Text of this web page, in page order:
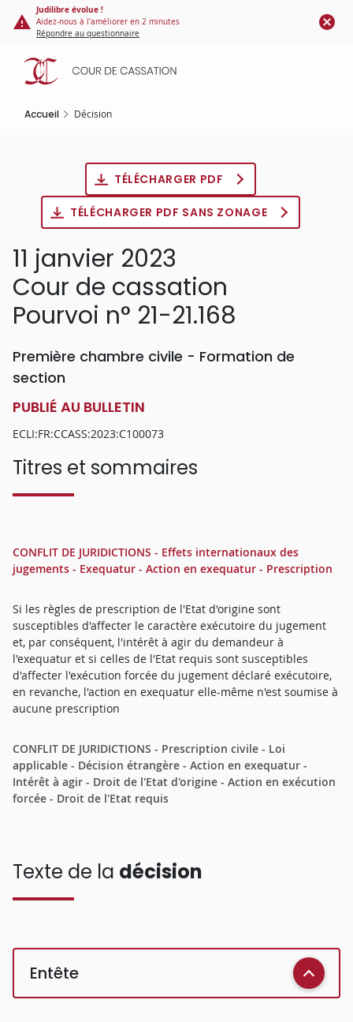
Panneau de gestion des cookies
contenu
principal
Judilibre évolue !
Aidez-nous à l'améliorer en 2 minutes
Répondre au questionnaire
Accueil Décision
TÉLÉCHARGER PDF
TÉLÉCHARGER PDF SANS ZONAGE
11 janvier 2023
Cour de cassation
Pourvoi n° 21-21.168
Première chambre civile - Formation de
section
PUBLIÉ AU BULLETIN
ECLI:FR:CCASS:2023:C100073
Titres et sommaires
CONFLIT DE JURIDICTIONS - Effets internationaux des
jugements - Exequatur - Action en exequatur - Prescription
Si les règles de prescription de l'Etat d'origine sont
susceptibles d'affecter le caractère exécutoire du jugement
et, par conséquent, l'intérêt à agir du demandeur à
l'exequatur et si celles de l'Etat requis sont susceptibles
d'affecter l'exécution forcée du jugement déclaré exécutoire,
en revanche, l'action en exequatur elle-même n'est soumise à
aucune prescription
CONFLIT DE JURIDICTIONS - Prescription civile - Loi
applicable - Décision étrangère - Action en exequatur -
Intérêt à agir - Droit de l'Etat d'origine - Action en exécution
forcée - Droit de l'Etat requis
Texte de la décision
Entête